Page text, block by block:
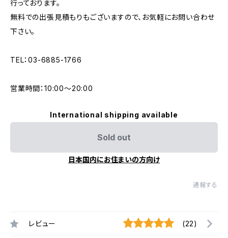
行っております。
無料での出張見積もりもございますので、お気軽にお問い合わせ
下さい。
TEL：03-6885-1766
営業時間：10:00〜20:00
International shipping available
Sold out
日本国内にお住まいの方向け
通報する
レビュー (22)